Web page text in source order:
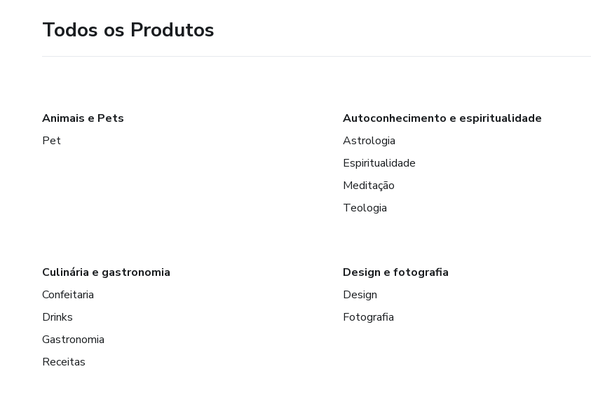
Todos os Produtos
Animais e Pets
Pet
Autoconhecimento e espiritualidade
Astrologia
Espiritualidade
Meditação
Teologia
Culinária e gastronomia
Confeitaria
Drinks
Gastronomia
Receitas
Design e fotografia
Design
Fotografia